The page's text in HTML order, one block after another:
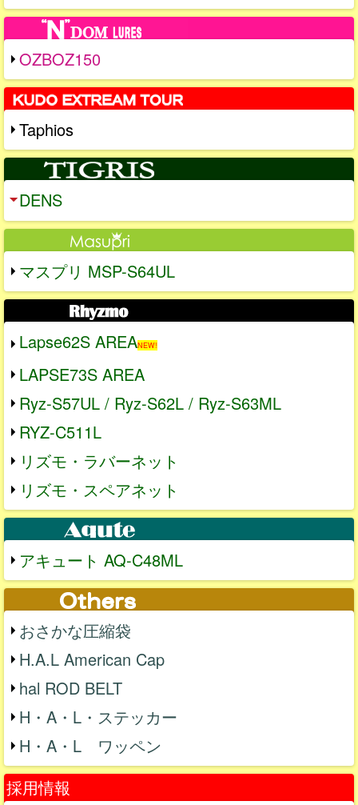
OZBOZ150
Taphios
DENS
マスプリ MSP-S64UL
Lapse62S AREANEW!
LAPSE73S AREA
Ryz-S57UL / Ryz-S62L / Ryz-S63ML
RYZ-C511L
リズモ・ラバーネット
リズモ・スペアネット
アキュート AQ-C48ML
おさかな圧縮袋
H.A.L American Cap
hal ROD BELT
H・A・L・ステッカー
H・A・L ワッペン
採用情報